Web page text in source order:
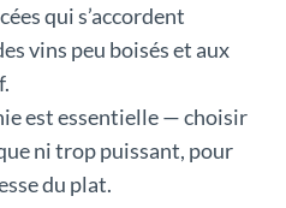
qui s’accordent
vins peu boisés et aux
est essentielle — choisir
ni trop puissant, pour
du plat.